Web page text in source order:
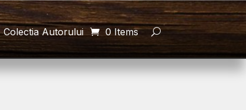
Colectia Autorului 0 Items